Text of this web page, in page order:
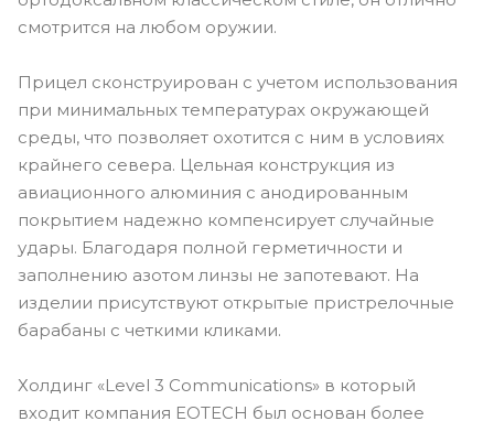
смотрится на любом оружии.
Прицел сконструирован с учетом использования
при минимальных температурах окружающей
среды, что позволяет охотится с ним в условиях
крайнего севера. Цельная конструкция из
авиационного алюминия с анодированным
покрытием надежно компенсирует случайные
удары. Благодаря полной герметичности и
заполнению азотом линзы не запотевают. На
изделии присутствуют открытые пристрелочные
барабаны с четкими кликами.
Холдинг «Level 3 Communications» в который
входит компания EOTECH был основан более